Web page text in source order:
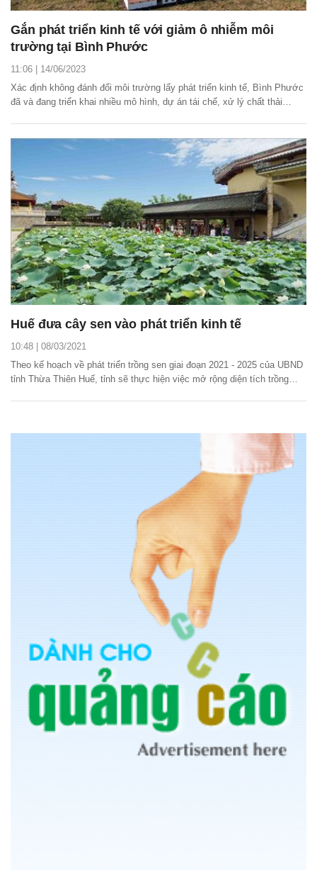
Gắn phát triển kinh tế với giảm ô nhiễm môi
trường tại Bình Phước
11:06 | 14/06/2023
Xác định không đánh đổi môi trường lấy phát triển kinh tế, Bình Phước
đã và đang triển khai nhiều mô hình, dự án tái chế, xử lý chất thải
Huế đưa cây sen vào phát triển kinh tế
10:48 | 08/03/2021
Theo kế hoạch về phát triển trồng sen giai đoạn 2021 - 2025 của UBND
tỉnh Thừa Thiên Huế, tỉnh sẽ thực hiện việc mở rộng diện tích trồng